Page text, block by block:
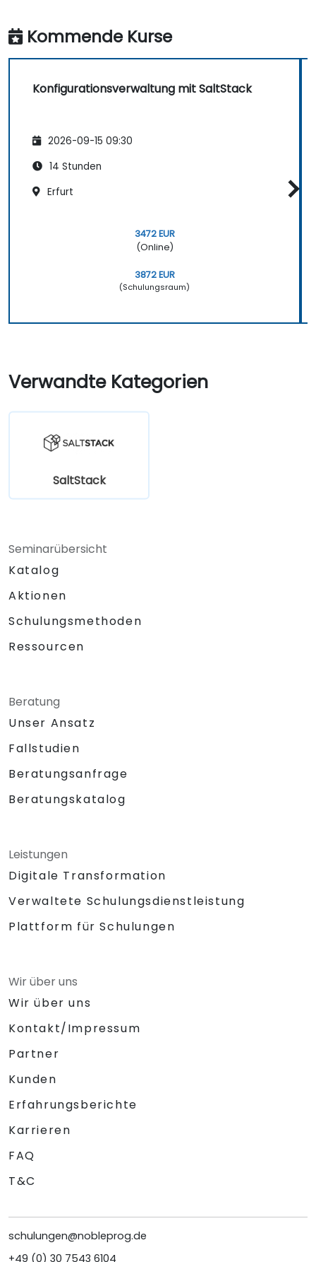
Kommende Kurse
Konfigurationsverwaltung mit SaltStack
2026-09-15 09:30
14 Stunden
Erfurt
3472 EUR
(Online)
3872 EUR
(Schulungsraum)
Verwandte Kategorien
SaltStack
Seminarübersicht
Katalog
Aktionen
Schulungsmethoden
Ressourcen
Beratung
Unser Ansatz
Fallstudien
Beratungsanfrage
Beratungskatalog
Leistungen
Digitale Transformation
Verwaltete Schulungsdienstleistung
Plattform für Schulungen
Wir über uns
Wir über uns
Kontakt/Impressum
Partner
Kunden
Erfahrungsberichte
Karrieren
FAQ
T&C
schulungen@nobleprog.de
+49 (0) 30 7543 6104